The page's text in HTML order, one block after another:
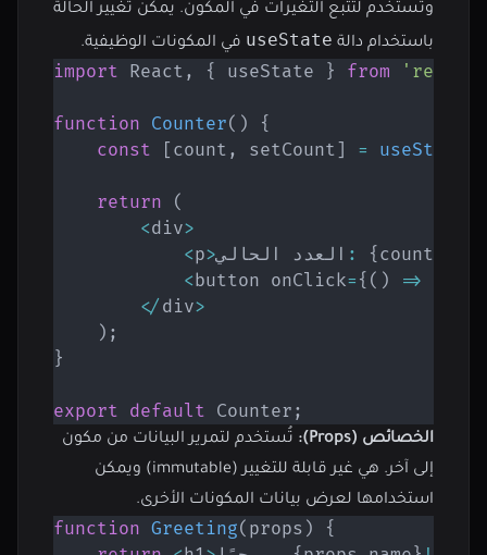
وتستخدم لتتبع التغيرات في المكون. يمكن تغيير الحالة
باستخدام دالة useState في المكونات الوظيفية.
import React , { useState } from 'react'
function Counter( )
{
const
count , setCount = useState
return
(
<div>
<p>العدد الحالي : { count
<button onClick= { ( ) =>
</ div>
) ;
}
export default Counter ;
الخصائص (Props):
تُستخدم لتمرير البيانات من مكون
إلى آخر. هي غير قابلة للتغيير (immutable) ويمكن
استخدامها لعرض بيانات المكونات الأخرى.
function Greeting( props )
{